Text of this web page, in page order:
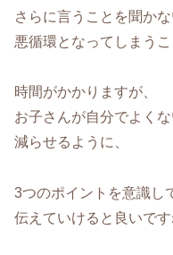
さらに言うことを聞かな
悪循環となってしまう
時間がかかりますが、
お子さんが自分でよく
減らせるように、
3つのポイントを意識し
伝えていけると良いです